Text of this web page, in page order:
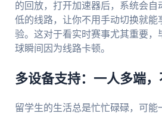
的回放，打开加速器后，系统会自
低的线路，让你不用手动切换就能
验。这对于看实时赛事尤其重要，
球瞬间因为线路卡顿。
多设备支持：一人多端
留学生的生活总是忙忙碌碌，可能